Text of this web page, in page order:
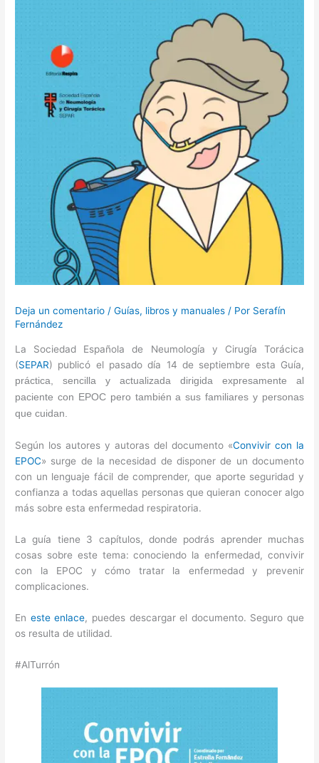
Deja un comentario /Guías, libros y manuales / Por Serafín
Fernández
La Sociedad Española de Neumología y Cirugía Torácica
(SEPAR) publicó el pasado día 14 de septiembre esta Guía,
práctica, sencilla y actualizada dirigida expresamente al
paciente con EPOC pero también a sus familiares y personas
que cuidan.
Según los autores y autoras del documento «Convivir con la
EPOC» surge de la necesidad de disponer de un documento
con un lenguaje fácil de comprender, que aporte seguridad y
confianza a todas aquellas personas que quieran conocer algo
más sobre esta enfermedad respiratoria.
La guía tiene 3 capítulos, donde podrás aprender muchas
cosas sobre este tema: conociendo la enfermedad, convivir
con la EPOC y cómo tratar la enfermedad y prevenir
complicaciones.
En este enlace, puedes descargar el documento. Seguro que
os resulta de utilidad.
#AlTurrón